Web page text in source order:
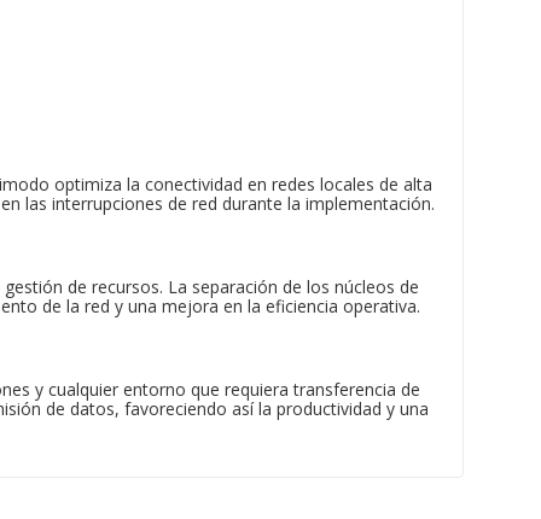
optimiza la conectividad en redes locales de alta
las interrupciones de red durante la implementación.
de recursos. La separación de los núcleos de
de la red y una mejora en la eficiencia operativa.
y cualquier entorno que requiera transferencia de
de datos, favoreciendo así la productividad y una